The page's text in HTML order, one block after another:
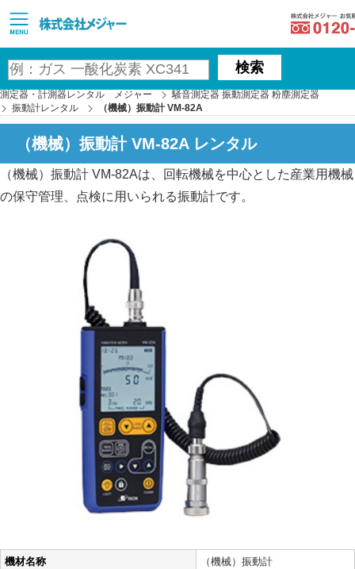
検索
測定器・計測器レンタル メジャー
騒音測定器 振動測定器 粉塵測定器
振動計レンタル
（機械）振動計 VM-82A
（機械）振動計 VM-82A レンタル
（機械）振動計 VM-82Aは、回転機械を中心とした産業用機械
の保守管理、点検に用いられる振動計です。
機材名称
（機械）振動計